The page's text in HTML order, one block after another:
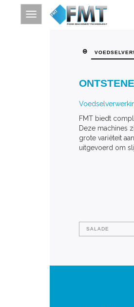
FMT biedt
Deze machines
grote variëteit
uitgevoerd om
SALADE